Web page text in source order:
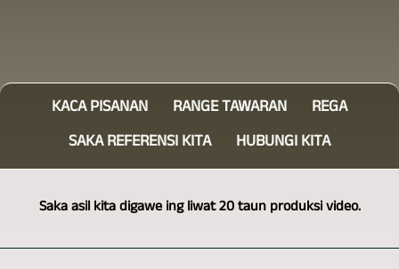
KACA PISANAN RANGE TAWARAN
REGA
SAKA REFERENSI KITA
HUBUNGI KITA
Saka asil kita digawe ing liwat 20 taun produksi video.